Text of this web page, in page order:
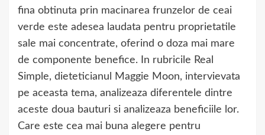
fina obtinuta prin macinarea frunzelor de ceai
verde este adesea laudata pentru proprietatile
sale mai concentrate, oferind o doza mai mare
de componente benefice. In rubricile Real
Simple, dieteticianul Maggie Moon, intervievata
pe aceasta tema, analizeaza diferentele dintre
aceste doua bauturi si analizeaza beneficiile lor.
Care este cea mai buna alegere pentru